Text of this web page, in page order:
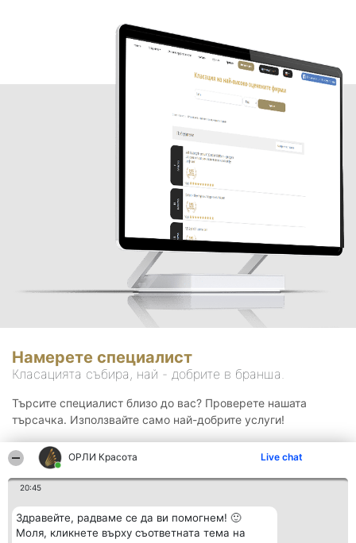
ОРЛИ Красота Live chat
20:45
Здравейте, радваме се да ви помогнем! 🙂
Моля, кликнете върху съответната тема на
Намерете специалист
Класацията събира, най - добрите в бранша.
Търсите специалист близо до вас? Проверете нашата
търсачка. Използвайте само най-добрите услуги!